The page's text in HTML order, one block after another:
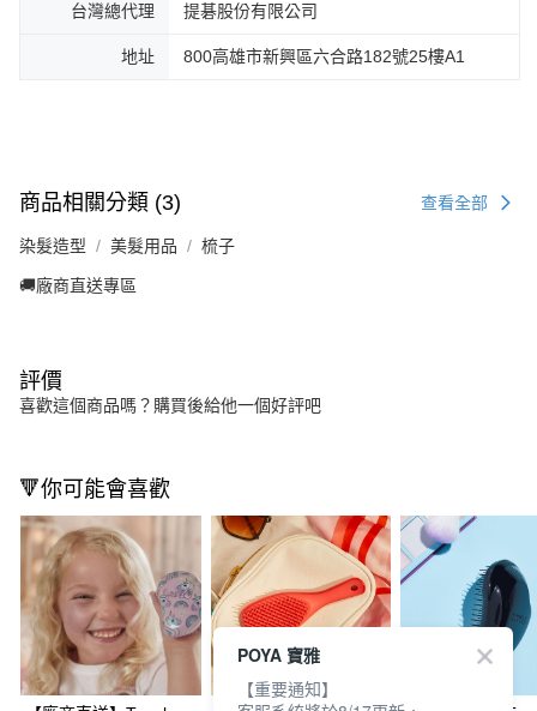
台灣總代理 提碁股份有限公司
地址 800高雄市新興區六合路182號25樓A1
商品相關分類 (3) 查看全部
染髮造型 美髮用品 梳子
🚚廠商直送專區
評價
喜歡這個商品嗎？購買後給他一個好評吧
🔻你可能會喜歡
POYA 寶雅
【重要通知】